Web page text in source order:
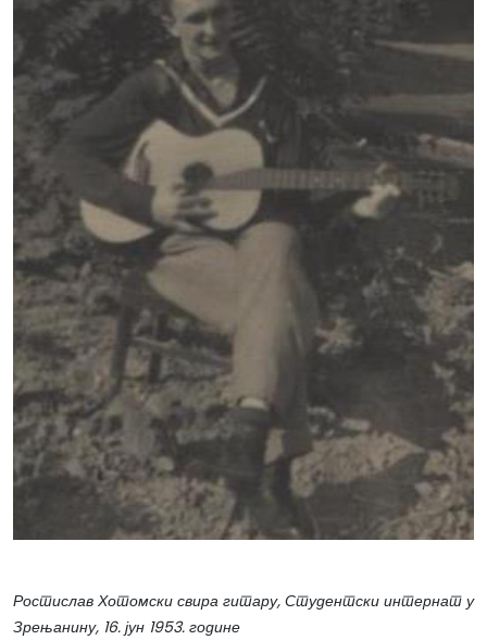
Ростислав Хотомски свира гитару, Студентски интернат у
Зрењанину, 16. јун 1953. године